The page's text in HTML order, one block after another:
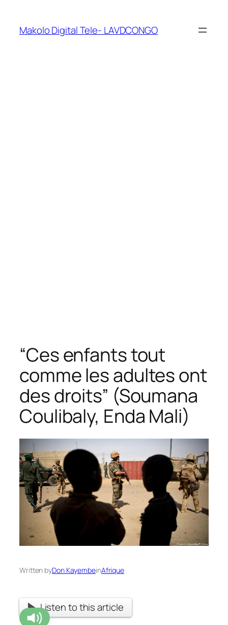
Makolo Digital Tele- LAVDCONGO
“Ces enfants tout
comme les adultes ont
des droits” (Soumana
Coulibaly, Enda Mali)
Written byDon KayembeinAfrique
Listen to this article